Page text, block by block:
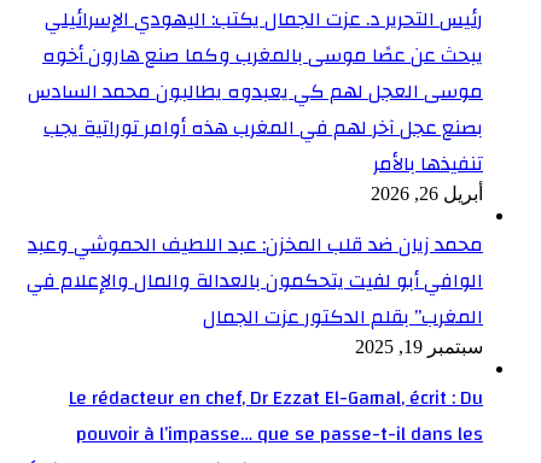
رئيس التحرير د. عزت الجمال يكتب: اليهودي الإسرائيلي
يبحث عن عصًا موسى بالمغرب وكما صنع هارون أخوه
موسى العجل لهم كي يعبدوه يطالبون محمد السادس
بصنع عجل آخر لهم في المغرب هذه أوامر توراتية يجب
تنفيذها بالأمر
أبريل 26, 2026
محمد زيان ضد قلب المخزن: عبد اللطيف الحموشي وعبد
الوافي أبو لفيت يتحكمون بالعدالة والمال والإعلام في
المغرب” بقلم الدكتور عزت الجمال
سبتمبر 19, 2025
Le rédacteur en chef, Dr Ezzat El-Gamal, écrit : Du
pouvoir à l’impasse… que se passe-t-il dans les